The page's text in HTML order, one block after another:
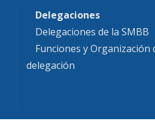
Delegaciones
Delegaciones de la SMBB
Funciones y Organización
delegación